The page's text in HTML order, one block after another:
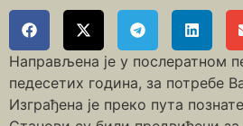
Напрaвљена је у послератном
педесетих година, за потребе
Изграђена је преко пута